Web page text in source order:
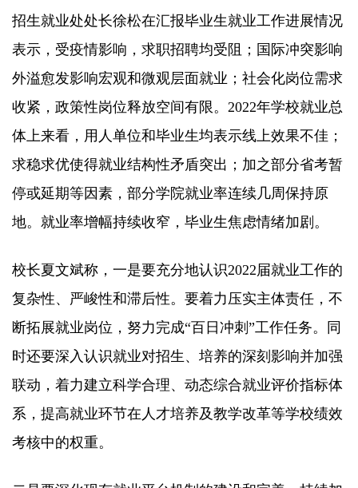
招生就业处处长徐松在汇报毕业生就业工作进展情况
表示，受疫情影响，求职招聘均受阻；国际冲突影响
外溢愈发影响宏观和微观层面就业；社会化岗位需求
收紧，政策性岗位释放空间有限。2022年学校就业总
体上来看，用人单位和毕业生均表示线上效果不佳；
求稳求优使得就业结构性矛盾突出；加之部分省考暂
停或延期等因素，部分学院就业率连续几周保持原
地。就业率增幅持续收窄，毕业生焦虑情绪加剧。
校长夏文斌称，一是要充分地认识2022届就业工作的
复杂性、严峻性和滞后性。要着力压实主体责任，不
断拓展就业岗位，努力完成“百日冲刺”工作任务。同
时还要深入认识就业对招生、培养的深刻影响并加强
联动，着力建立科学合理、动态综合就业评价指标体
系，提高就业环节在人才培养及教学改革等学校绩效
考核中的权重。